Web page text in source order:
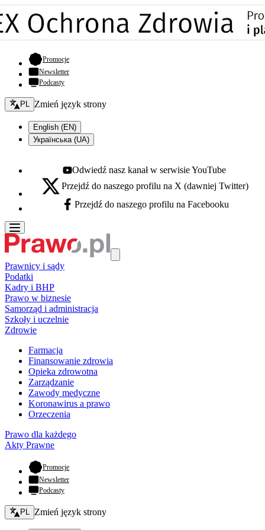
Promocje- otwiera się w nowej karcie
Newsletter
Podcasty
Zmień język - bieżący:
PL Zmień język strony
English (EN)
Українська (UA)
Youtube - otwiera się w nowej karcie
Odwiedź nasz kanał w serwisie YouTube
X - otwiera się w nowej karcie
Przejdź do naszego profilu na X (dawniej Twitter)
Facebook - otwiera się w nowej karcie
Przejdź do naszego profilu na Facebooku
Prawnicy i sądy
Podatki
Kadry i BHP
Prawo w biznesie
Samorząd i administracja
Szkoły i uczelnie
Zdrowie
Farmacja
Finansowanie zdrowia
Opieka zdrowotna
Zarządzanie
Zawody medyczne
Koronawirus a prawo
Orzeczenia
Prawo dla każdego
Akty Prawne
Promocje- otwiera się w nowej karcie
Newsletter
Podcasty
Zmień język - bieżący:
PL Zmień język strony